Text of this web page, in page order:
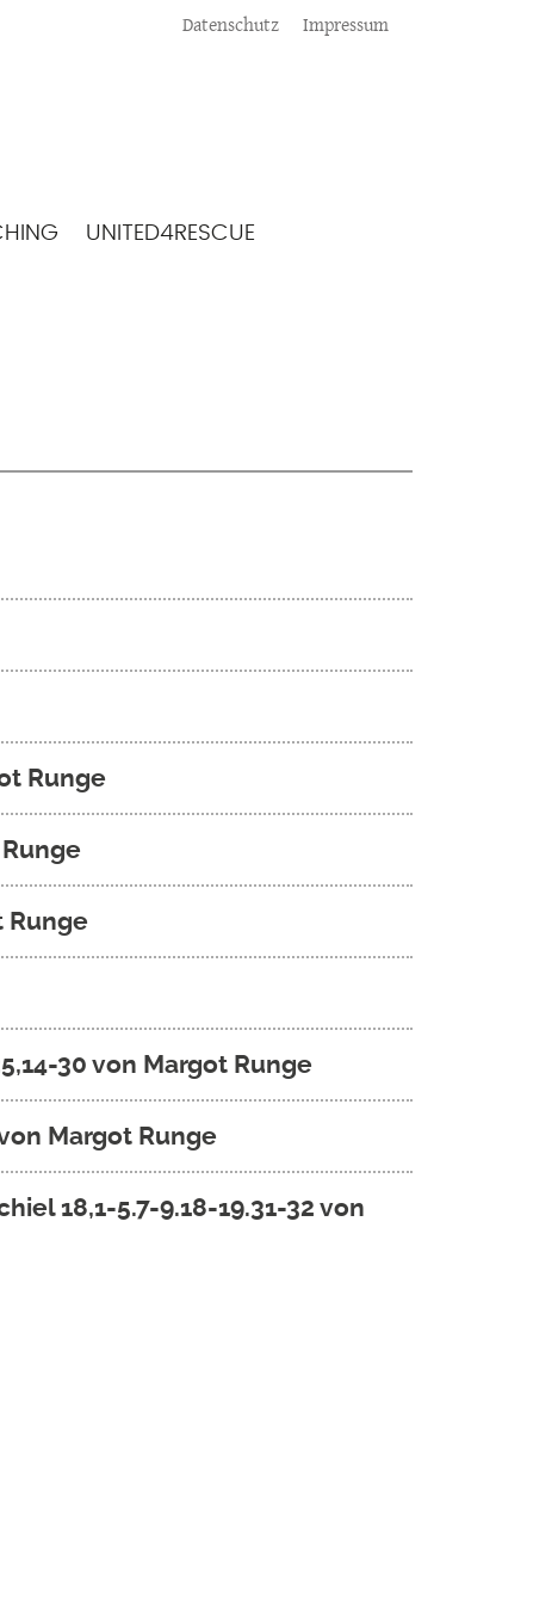
Meta
Datenschutz Impressum
UNITED4RESCUE
Runge
Runge
30 von Margot Runge
Margot Runge
18,1-5.7-9.18-19.31-32 von